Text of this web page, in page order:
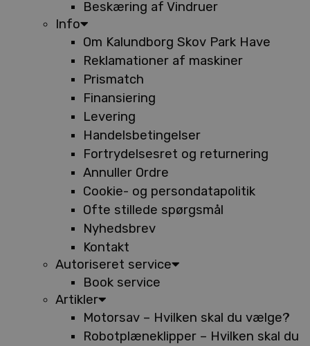
Beskæring af Vindruer
Info
Om Kalundborg Skov Park Have
Reklamationer af maskiner
Prismatch
Finansiering
Levering
Handelsbetingelser
Fortrydelsesret og returnering
Annuller Ordre
Cookie- og persondatapolitik
Ofte stillede spørgsmål
Nyhedsbrev
Kontakt
Autoriseret service
Book service
Artikler
Motorsav – Hvilken skal du vælge?
Robotplæneklipper – Hvilken skal du